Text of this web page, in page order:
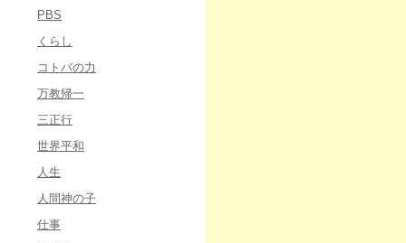
PBS
くらし
コトバの力
万教帰一
三正行
世界平和
人生
人間神の子
仕事